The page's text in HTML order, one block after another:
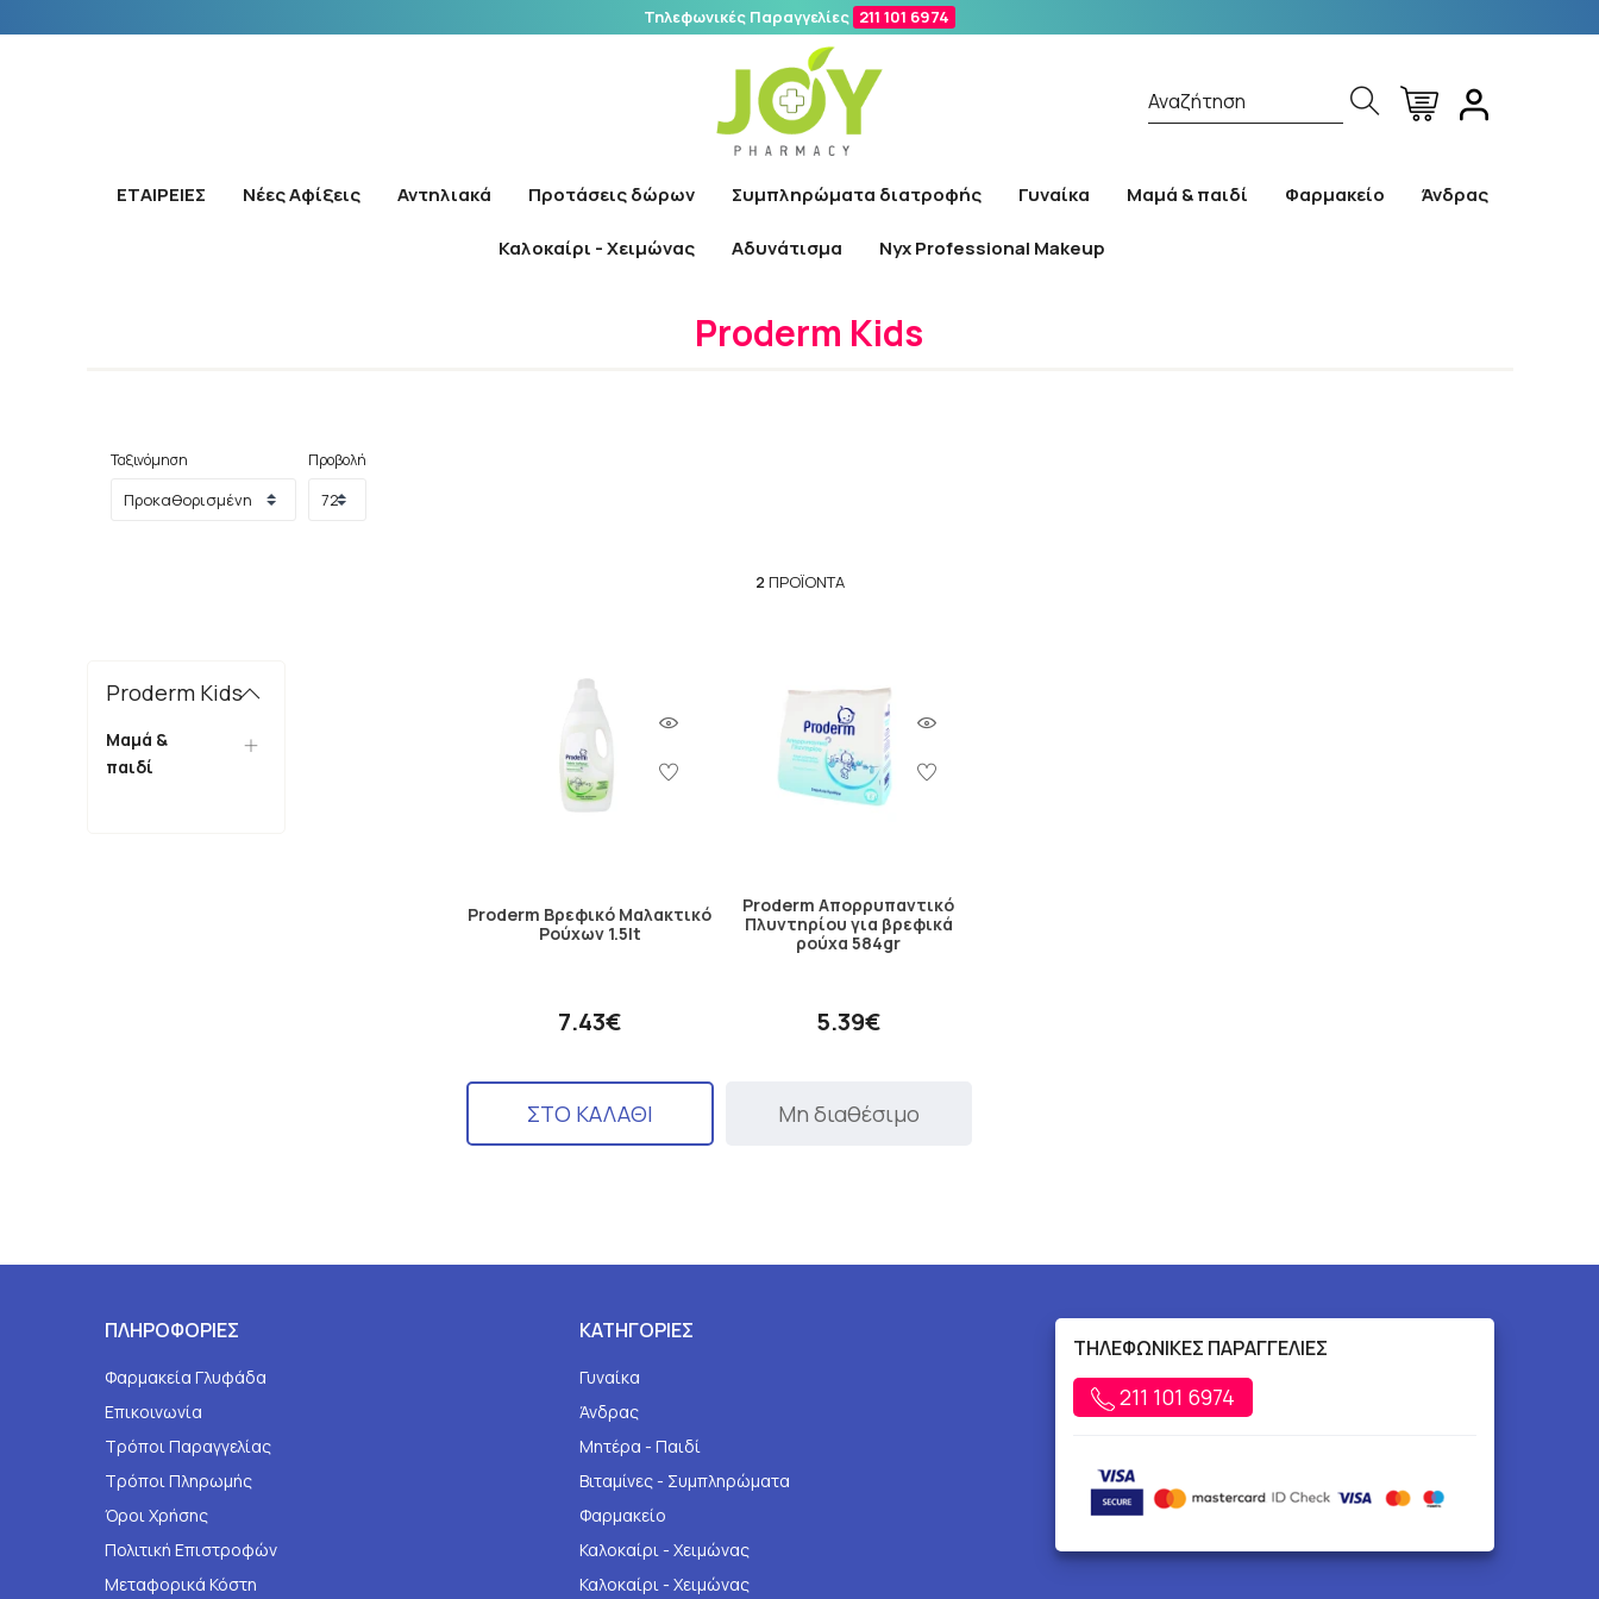
Τηλεφωνικές Παραγγελίες 211 101 6974
Αναζήτηση
ΕΤΑΙΡΕΙΕΣ Νέες Αφίξεις Αντηλιακά Προτάσεις δώρων Συμπληρώματα διατροφής Γυναίκα Μαμά & παιδί Φαρμακείο Άνδρας
Καλοκαίρι - Χειμώνας Αδυνάτισμα Nyx Professional Makeup
Αναζήτηση
Αρχική / Εταιρίες / Proderm Kids
Proderm Kids
Ταξινόμηση Προβολή
2ΠΡΟΪΌΝΤΑ
Proderm Kids
Μαμά &
παιδί
Proderm Βρεφικό Μαλακτικό
Ρούχων 1.5lt
7.43€
ΣΤΟ ΚΑΛΑΘΙ
Proderm Απορρυπαντικό
Πλυντηρίου για βρεφικά
ρούχα 584gr
5.39€
Μη διαθέσιμο
ΠΛΗΡΟΦΟΡΙΕΣ
Φαρμακεία Γλυφάδα
Επικοινωνία
Τρόποι Παραγγελίας
Τρόποι Πληρωμής
Όροι Χρήσης
Πολιτική Επιστροφών
Μεταφορικά Κόστη
ΚΑΤΗΓΟΡΙΕΣ
Γυναίκα
Άνδρας
Μητέρα - Παιδί
Βιταμίνες - Συμπληρώματα
Φαρμακείο
Καλοκαίρι - Χειμώνας
Καλοκαίρι - Χειμώνας
ΤΗΛΕΦΩΝΙΚΕΣ ΠΑΡΑΓΓΕΛΙΕΣ
211 101 6974